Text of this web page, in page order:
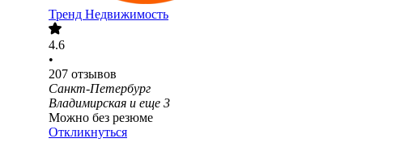
Тренд Недвижимость
4.6
•
207 отзывов
Санкт-Петербург
Владимирская и еще 3
Можно без резюме
Откликнуться